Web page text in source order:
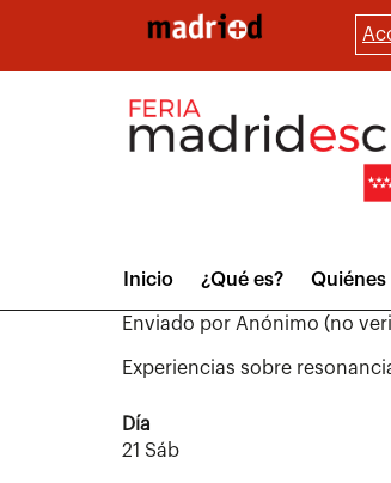
Main
menuInicio ¿Qué es?
Enviado por Anónimo (no
Experiencias sobre
Día
21 Sáb